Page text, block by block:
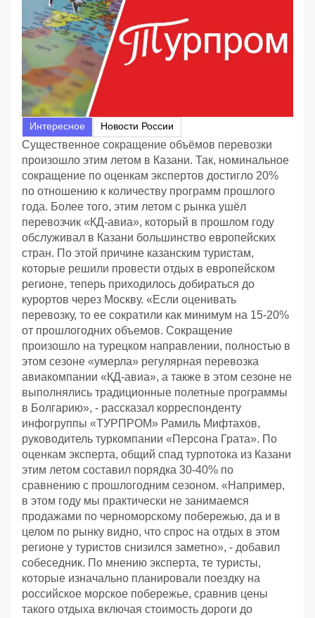
Интересное Новости России
Существенное сокращение объёмов перевозки
произошло этим летом в Казани. Так, номинальное
сокращение по оценкам экспертов достигло 20%
по отношению к количеству программ прошлого
года. Более того, этим летом с рынка ушёл
перевозчик «КД-авиа», который в прошлом году
обслуживал в Казани большинство европейских
стран. По этой причине казанским туристам,
которые решили провести отдых в европейском
регионе, теперь приходилось добираться до
курортов через Москву. «Если оценивать
перевозку, то ее сократили как минимум на 15-20%
от прошлогодних объемов. Сокращение
произошло на турецком направлении, полностью в
этом сезоне «умерла» регулярная перевозка
авиакомпании «КД-авиа», а также в этом сезоне не
выполнялись традиционные полетные программы
в Болгарию», - рассказал корреспонденту
инфогруппы «ТУРПРОМ» Рамиль Мифтахов,
руководитель туркомпании «Персона Грата». По
оценкам эксперта, общий спад турпотока из Казани
этим летом составил порядка 30-40% по
сравнению с прошлогодним сезоном. «Например,
в этом году мы практически не занимаемся
продажами по черноморскому побережью, да и в
целом по рынку видно, что спрос на отдых в этом
регионе у туристов снизился заметно», - добавил
собеседник. По мнению эксперта, те туристы,
которые изначально планировали поездку на
российское морское побережье, сравнив цены
такого отдыха включая стоимость дороги до